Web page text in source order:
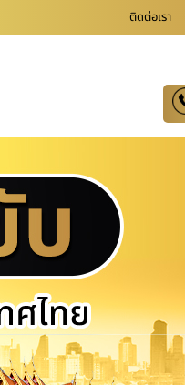
ติดต่อเรา